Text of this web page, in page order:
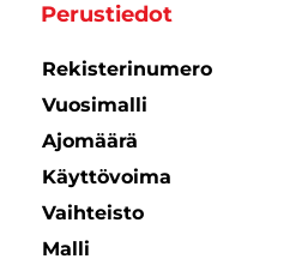
Perustiedot
Rekisterinumero
Vuosimalli
Ajomäärä
Käyttövoima
Vaihteisto
Malli